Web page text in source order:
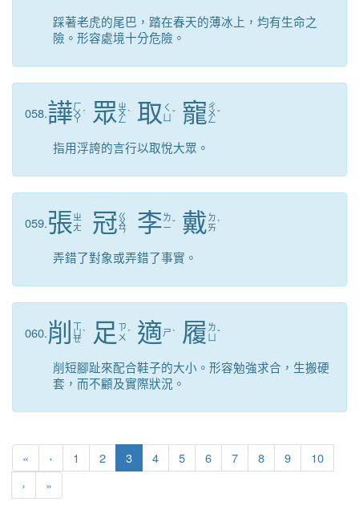
踩著老虎的尾巴，踏在春天的薄冰上，均有生命之
險。形容處境十分危險。
058.譁ㄏ
ㄨ
ㄚ
ˊ 眾 ㄓ
ㄨ
ㄥ
ˋ 取 ㄑ
ˇ 寵 ㄔ
ㄨ
ㄥ
ˇ
指用浮誇的言行以取悅大眾。
059.張ㄓ
ㄤ
冠ㄍ
ㄨ
ㄢ 李ㄌ
ㄧˇ 戴 ㄉ
ㄞˋ
弄錯了對象或弄錯了事實。
060.削 ㄒ
ㄩ
ㄝ
ˋ 足 ㄗ
ㄨ ˊ 適ㄕˋ 履 ㄌ
ˇ
削短腳趾來配合鞋子的大小。形容勉強求合，生搬硬
套，而不顧及實際狀況。
« 第一頁
‹ 上一頁
1 2 3(目前頁次)
4 5 6 7 8 9
10
› 下一頁
»